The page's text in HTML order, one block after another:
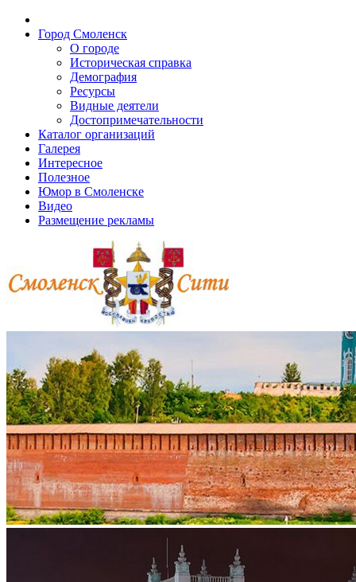
Город Смоленск
О городе
Историческая справка
Демография
Ресурсы
Видные деятели
Достопримечательности
Каталог организаций
Галерея
Интересное
Полезное
Юмор в Смоленске
Видео
Размещение рекламы